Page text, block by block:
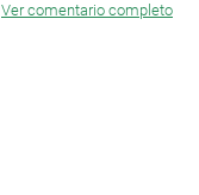
Ver comentario completo